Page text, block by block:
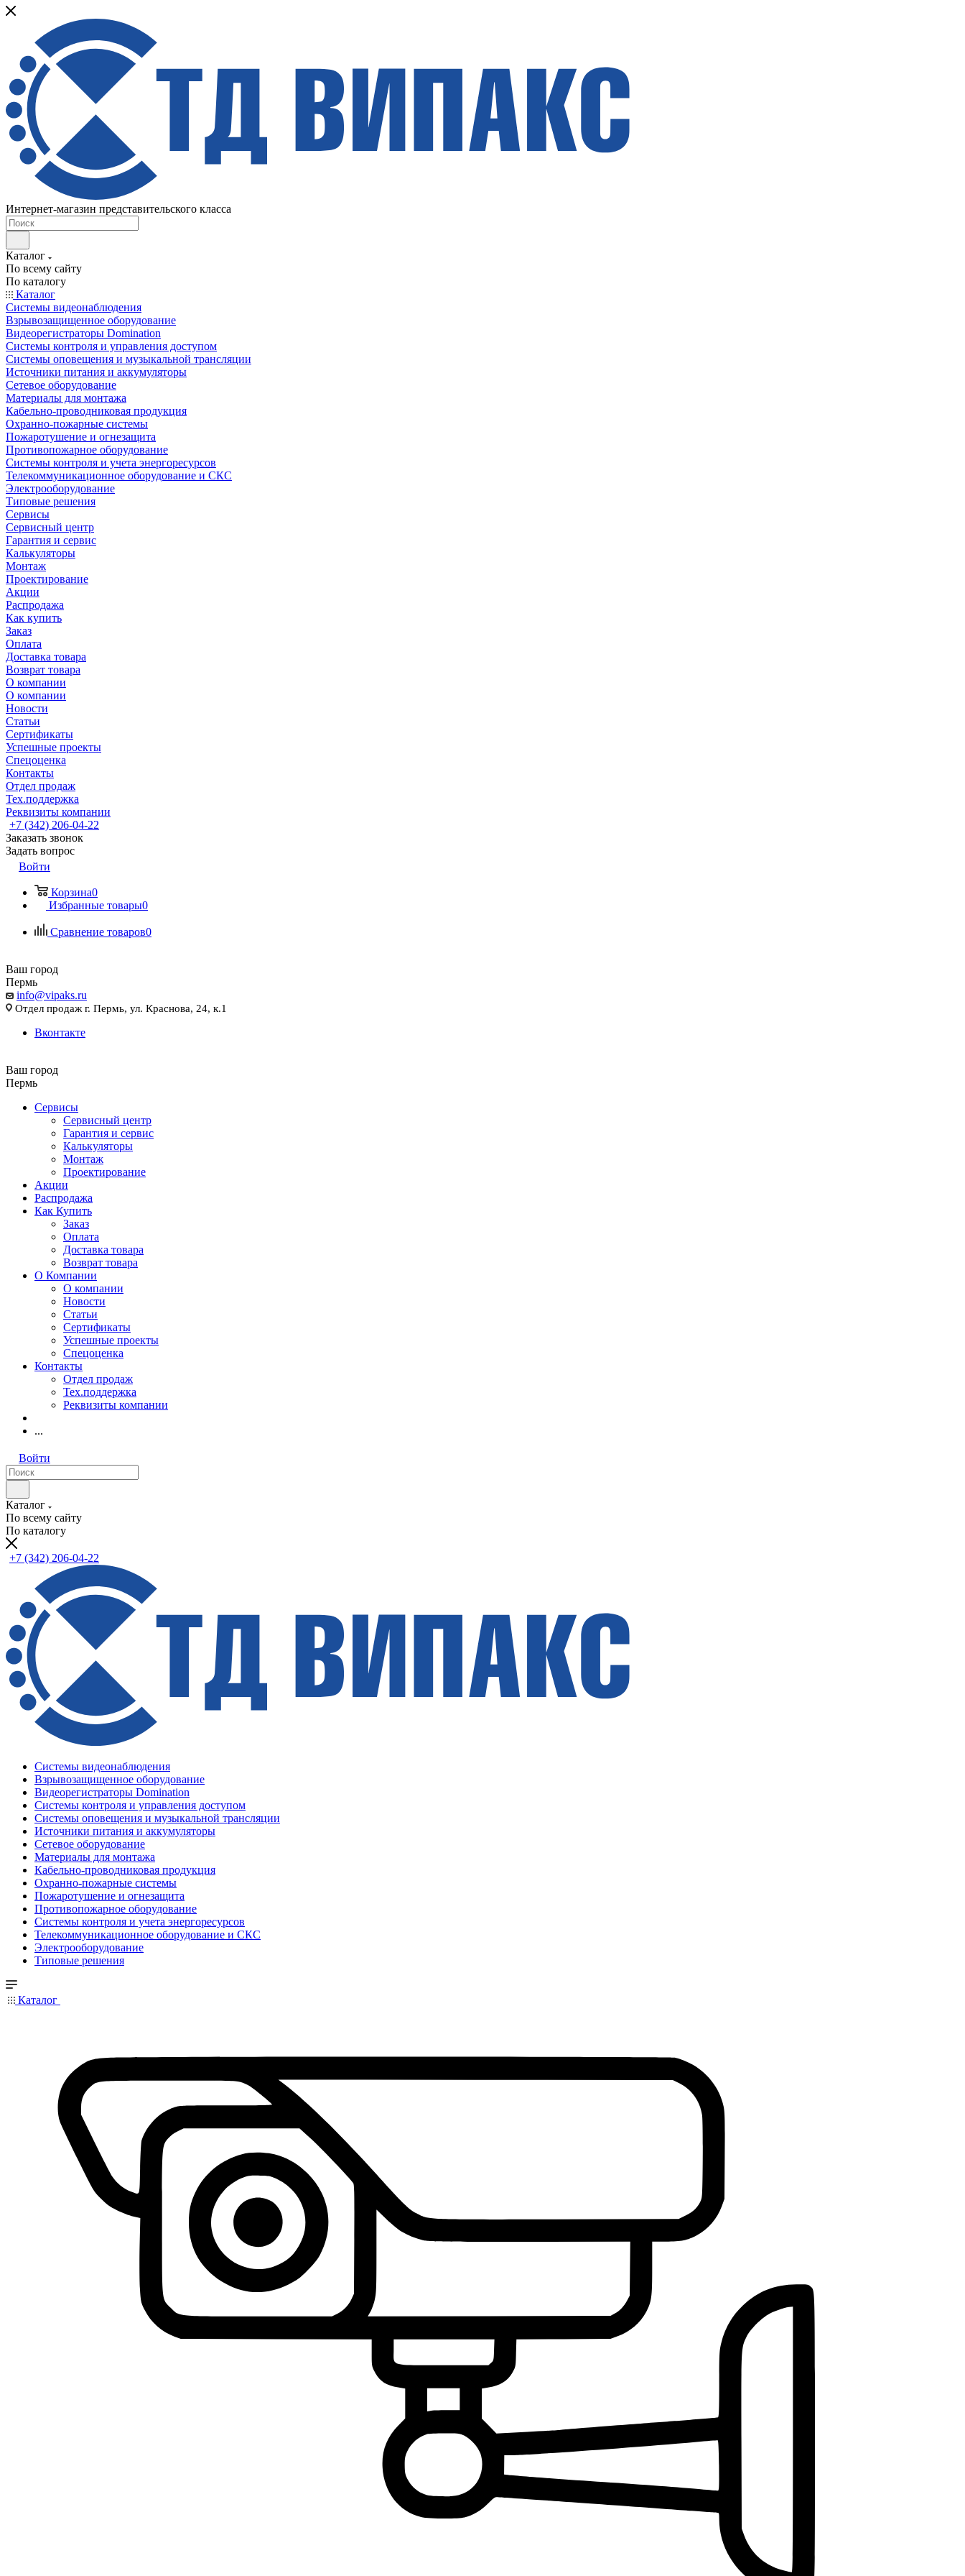
Интернет-магазин представительского класса
Каталог
По всему сайту
По каталогу
Каталог
Системы видеонаблюдения
Взрывозащищенное оборудование
Видеорегистраторы Domination
Системы контроля и управления доступом
Системы оповещения и музыкальной трансляции
Источники питания и аккумуляторы
Сетевое оборудование
Материалы для монтажа
Кабельно-проводниковая продукция
Охранно-пожарные системы
Пожаротушение и огнезащита
Противопожарное оборудование
Системы контроля и учета энергоресурсов
Телекоммуникационное оборудование и СКС
Электрооборудование
Типовые решения
Сервисы
Сервисный центр
Гарантия и сервис
Калькуляторы
Монтаж
Проектирование
Акции
Распродажа
Как купить
Заказ
Оплата
Доставка товара
Возврат товара
О компании
О компании
Новости
Статьи
Сертификаты
Успешные проекты
Спецоценка
Контакты
Отдел продаж
Тех.поддержка
Реквизиты компании
+7 (342) 206-04-22
Заказать звонок
Задать вопрос
Войти
Корзина0
Избранные товары0
Сравнение товаров0
Ваш город
Пермь
info@vipaks.ru
Отдел продаж г. Пермь, ул. Краснова, 24, к.1
Вконтакте
Ваш город
Пермь
Сервисы
Сервисный центр
Гарантия и сервис
Калькуляторы
Монтаж
Проектирование
Акции
Распродажа
Как Купить
Заказ
Оплата
Доставка товара
Возврат товара
О Компании
О компании
Новости
Статьи
Сертификаты
Успешные проекты
Спецоценка
Контакты
Отдел продаж
Тех.поддержка
Реквизиты компании
...
Войти
Каталог
По всему сайту
По каталогу
+7 (342) 206-04-22
Системы видеонаблюдения
Взрывозащищенное оборудование
Видеорегистраторы Domination
Системы контроля и управления доступом
Системы оповещения и музыкальной трансляции
Источники питания и аккумуляторы
Сетевое оборудование
Материалы для монтажа
Кабельно-проводниковая продукция
Охранно-пожарные системы
Пожаротушение и огнезащита
Противопожарное оборудование
Системы контроля и учета энергоресурсов
Телекоммуникационное оборудование и СКС
Электрооборудование
Типовые решения
Каталог